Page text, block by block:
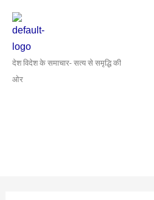
content
देश विदेश के समाचार- सत्य से समृद्धि की
ओर
navigation